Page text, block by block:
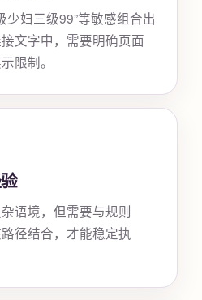
少妇三级99”等敏感组合出
文字中，需要明确页面
限制。
语境，但需要与规则
径结合，才能稳定执